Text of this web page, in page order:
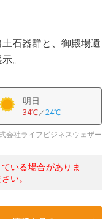
石器群と、御殿場遺
。
明日
34℃／24℃
会社ライフビジネスウェザー
いる場合がありま
い。